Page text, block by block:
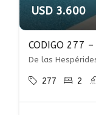
USD 3.600
De las
277 2